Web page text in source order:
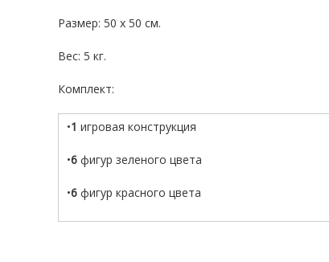
Размер: 50 х 50 см.
Вес: 5 кг.
Комплект:
•1 игровая конструкция
•6 фигур зеленого цвета
•6 фигур красного цвета